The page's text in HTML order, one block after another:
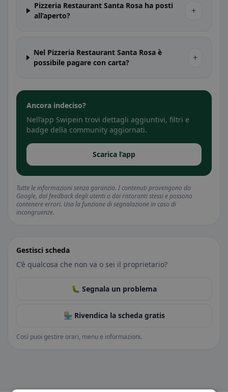
Pizzeria Restaurant Santa Rosa ha posti
all’aperto?
+
Nel Pizzeria Restaurant Santa Rosa è
possibile pagare con carta?
+
Ancora indeciso?
Nell’app Swipein trovi dettagli aggiuntivi, filtri e
badge della community aggiornati.
Scarica l’app
Tutte le informazioni senza garanzia. I contenuti provengono da
Google, dal feedback degli utenti o dai ristoranti stessi e possono
contenere errori. Usa la funzione di segnalazione in caso di
incongruenze.
Gestisci scheda
C’è qualcosa che non va o sei il proprietario?
🐛 Segnala un problema
🏪 Rivendica la scheda gratis
Così puoi gestire orari, menu e informazioni.